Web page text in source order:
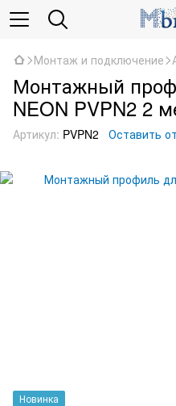
Монтаж и подключение
Монтажный
NEON PVPN2 2
Артикул: PVPN2 Оставить
Новинка